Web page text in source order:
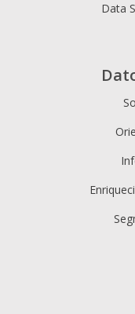
Data